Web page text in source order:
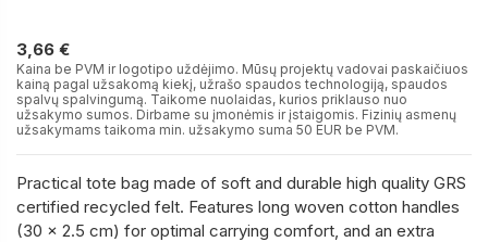
3,66 €
Kaina be PVM ir logotipo uždėjimo. Mūsų projektų vadovai paskaičiuos
kainą pagal užsakomą kiekį, užrašo spaudos technologiją, spaudos
spalvų spalvingumą. Taikome nuolaidas, kurios priklauso nuo
užsakymo sumos. Dirbame su įmonėmis ir įstaigomis. Fizinių asmenų
užsakymams taikoma min. užsakymo suma 50 EUR be PVM.
Practical tote bag made of soft and durable high quality GRS
certified recycled felt. Features long woven cotton handles
(30 x 2.5 cm) for optimal carrying comfort, and an extra